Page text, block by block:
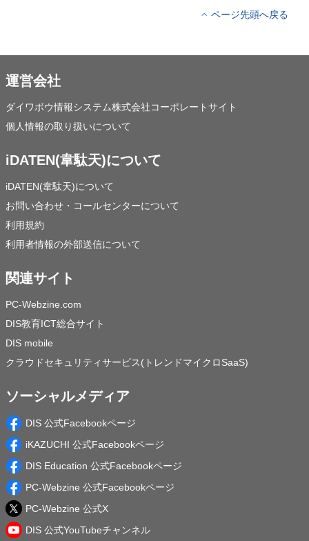
ページ先頭へ戻る
運営会社
ダイワボウ情報システム株式会社コーポレートサイト
個人情報の取り扱いについて
iDATEN(韋駄天)について
iDATEN(韋駄天)について
お問い合わせ・コールセンターについて
利用規約
利用者情報の外部送信について
関連サイト
PC-Webzine.com
DIS教育ICT総合サイト
DIS mobile
クラウドセキュリティサービス(トレンドマイクロSaaS)
ソーシャルメディア
DIS 公式Facebookページ
iKAZUCHI 公式Facebookページ
DIS Education 公式Facebookページ
PC-Webzine 公式Facebookページ
PC-Webzine 公式X
DIS 公式YouTubeチャンネル